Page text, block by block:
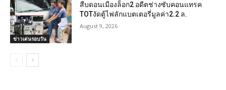
ข่าวเด่นรอบวัน
สืบดอนเมืองล็อก2 อดีตช่างซับคอนแทรค
TOTงัดตู้ไฟลักแบตเตอรี่มูลค่า2.2 ล.
August 9, 2026